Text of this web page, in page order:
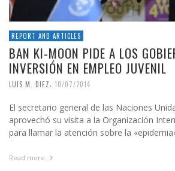
REPORT AND ARTICLES
BAN KI-MOON PIDE A LOS
INVERSIÓN EN EMPLEO JUVENIL
LUIS M. DIEZ 10/07/2014
El secretario general de las Naciones
aprovechó su visita a la Organización
para llamar la atención sobre la
Read more